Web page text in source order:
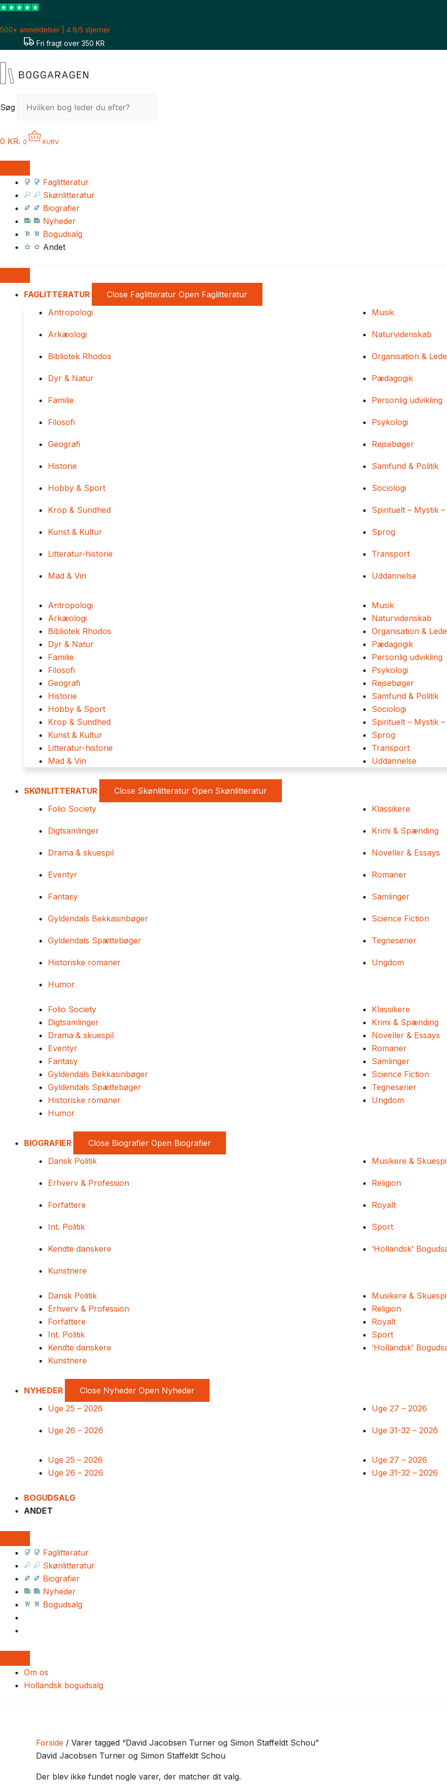
Gå
indholdet
500+ anmeldelser | 4.9/5 stjerner
Fri fragt over 350 KR
Søg
0 KR. 0 KURV
Faglitteratur
Skønlitteratur
Biografier
Nyheder
Bogudsalg
Andet
FAGLITTERATUR Close Faglitteratur Open Faglitteratur
Antropologi
Arkæologi
Bibliotek Rhodos
Dyr & Natur
Familie
Filosofi
Geografi
Historie
Hobby & Sport
Krop & Sundhed
Kunst & Kultur
Litteratur-historie
Mad & Vin
Musik
Naturvidenskab
Organisation &
Pædagogik
Personlig udvikling
Psykologi
Rejsebøger
Samfund & Politik
Sociologi
Spirituelt – Mystik
Sprog
Transport
Uddannelse
Antropologi
Arkæologi
Bibliotek Rhodos
Dyr & Natur
Familie
Filosofi
Geografi
Historie
Hobby & Sport
Krop & Sundhed
Kunst & Kultur
Litteratur-historie
Mad & Vin
Musik
Naturvidenskab
Organisation &
Pædagogik
Personlig udvikling
Psykologi
Rejsebøger
Samfund & Politik
Sociologi
Spirituelt – Mystik
Sprog
Transport
Uddannelse
SKØNLITTERATUR Close Skønlitteratur Open Skønlitteratur
Folio Society
Digtsamlinger
Drama & skuespil
Eventyr
Fantasy
Gyldendals Bekkasinbøger
Gyldendals Spættebøger
Historiske romaner
Humor
Klassikere
Krimi & Spænding
Noveller & Essays
Romaner
Samlinger
Science Fiction
Tegneserier
Ungdom
Folio Society
Digtsamlinger
Drama & skuespil
Eventyr
Fantasy
Gyldendals Bekkasinbøger
Gyldendals Spættebøger
Historiske romaner
Humor
Klassikere
Krimi & Spænding
Noveller & Essays
Romaner
Samlinger
Science Fiction
Tegneserier
Ungdom
BIOGRAFIER Close Biografier Open Biografier
Dansk Politik
Erhverv & Profession
Forfattere
Int. Politik
Kendte danskere
Kunstnere
Musikere &
Religion
Royalt
Sport
‘Hollandsk’
Dansk Politik
Erhverv & Profession
Forfattere
Int. Politik
Kendte danskere
Kunstnere
Musikere &
Religion
Royalt
Sport
‘Hollandsk’
NYHEDER Close Nyheder Open Nyheder
Uge 25 – 2026
Uge 26 – 2026
Uge 27 – 2026
Uge 31-32 – 2026
Uge 25 – 2026
Uge 26 – 2026
Uge 27 – 2026
Uge 31-32 – 2026
BOGUDSALG
ANDET
Faglitteratur
Skønlitteratur
Biografier
Nyheder
Bogudsalg
Om os
Hollandsk bogudsalg
Forside / Varer tagged “David Jacobsen Turner og Simon Staffeldt Schou”
David Jacobsen Turner og Simon Staffeldt Schou
Der blev ikke fundet nogle varer, der matcher dit valg.